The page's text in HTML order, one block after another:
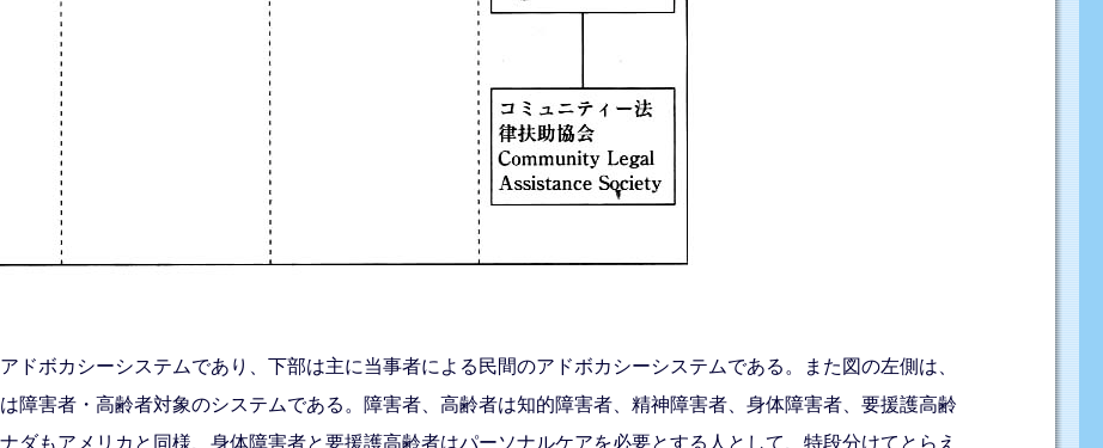
ボカシーシステムであり、下部は主に当事者による民間のアドボカシーシステムである。また図の左側は、
障害者・高齢者対象のシステムである。障害者、高齢者は知的障害者、精神障害者、身体障害者、要援護高齢
ダもアメリカと同様、身体障害者と要援護高齢者はパーソナルケアを必要とする人として、特段分けてとらえ